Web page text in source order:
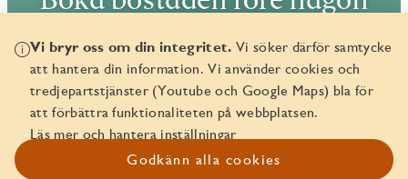
Den här bostaden går att boka. Läs mer om hur det funkar
att boka bostad hos JM.
Boka bostaden
Vi bryr oss om din integritet. Vi söker därför samtycke
att hantera din information. Vi använder cookies och
tredjepartstjänster (Youtube och Google Maps) bla för
att förbättra funktionaliteten på webbplatsen.
Läs mer och hantera inställningar
Godkänn alla cookies